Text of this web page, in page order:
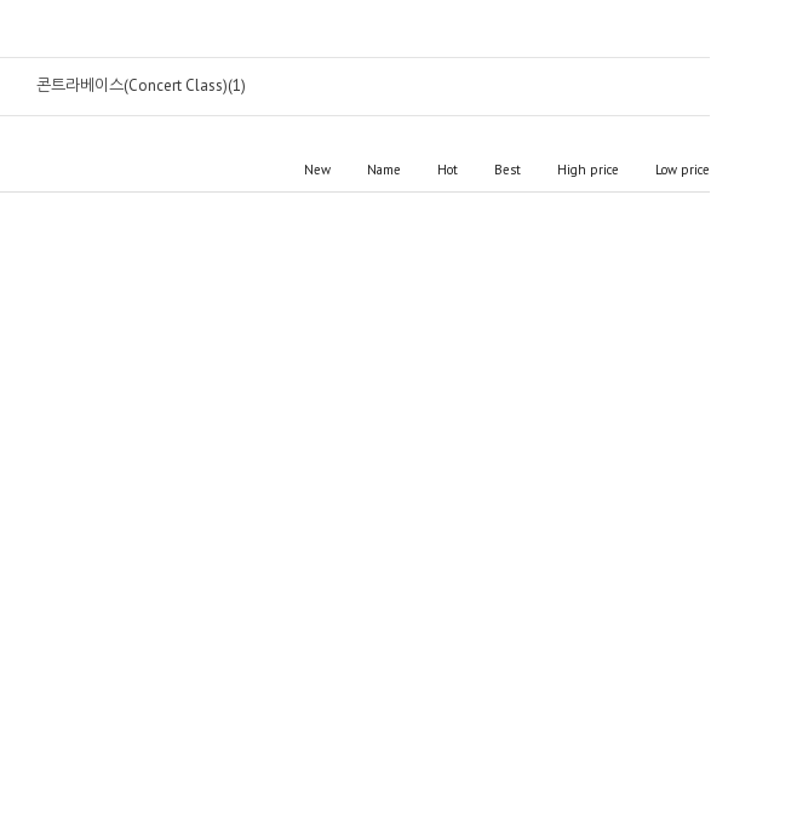
콘트라베이스(Concert Class)(1)
New Name Hot Best High price Low price